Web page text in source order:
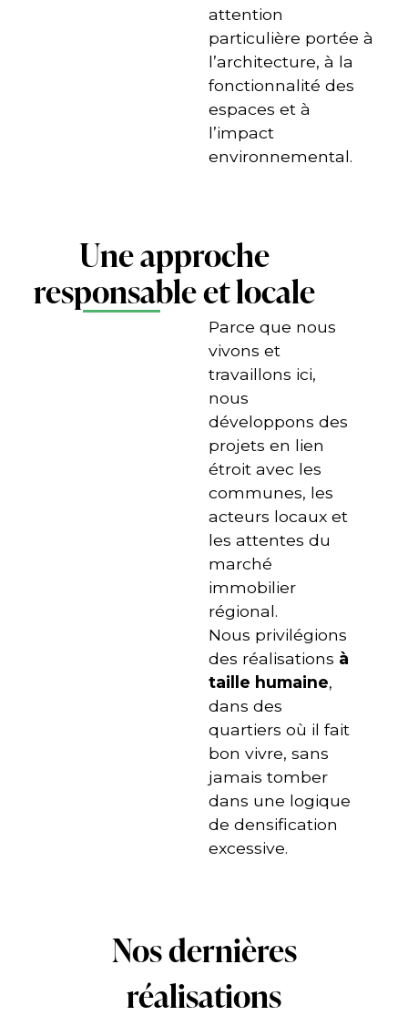
attention
particulière portée à
l’architecture, à la
fonctionnalité des
espaces et à
l’impact
environnemental.
Une approche
responsable et locale
Parce que nous
vivons et
travaillons ici,
nous
développons des
projets en lien
étroit avec les
communes, les
acteurs locaux et
les attentes du
marché
immobilier
régional.
Nous privilégions
des réalisations à
taille humaine,
dans des
quartiers où il fait
bon vivre, sans
jamais tomber
dans une logique
de densification
excessive.
Nos dernières
réalisations